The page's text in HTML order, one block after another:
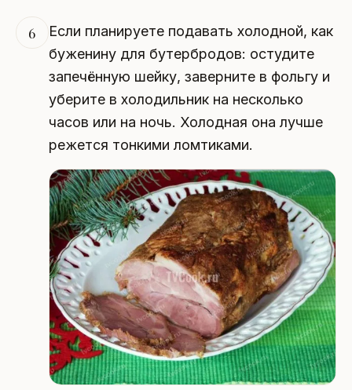
6
Если планируете подавать холодной, как
буженину для бутербродов: остудите
запечённую шейку, заверните в фольгу и
уберите в холодильник на несколько
часов или на ночь. Холодная она лучше
режется тонкими ломтиками.